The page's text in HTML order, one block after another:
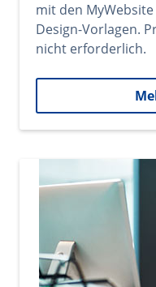
mit den
Design-Vorlagen.
nicht erforderlich.